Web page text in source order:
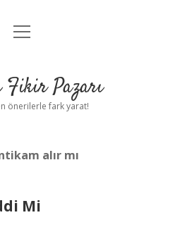
Anasayfa
Uyarı
menüyü
Fikir Pazarı
önerilerle fark yarat!
alır mı
Mi